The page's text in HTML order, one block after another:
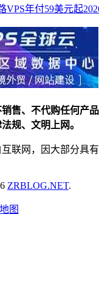
VPS年付59美元起
售、不代购任何产
规、文明上网。
联网，因大部分具
ZRBLOG.NET.
图